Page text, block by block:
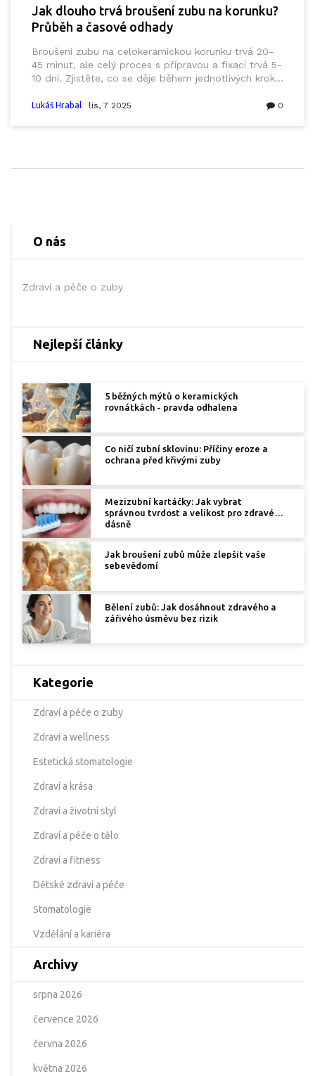
Jak dlouho trvá broušení zubu na korunku?
Průběh a časové odhady
Broušení zubu na celokeramickou korunku trvá 20-
45 minut, ale celý proces s přípravou a fixací trvá 5-
10 dní. Zjistěte, co se děje během jednotlivých kroků
Lukáš Hrabal lis, 7 2025 0
O nás
Zdraví a péče o zuby
Nejlepší články
5 běžných mýtů o keramických
rovnátkách - pravda odhalena
Co ničí zubní sklovinu: Příčiny eroze a
ochrana před křivými zuby
Mezizubní kartáčky: Jak vybrat
správnou tvrdost a velikost pro zdravé
dásně
Jak broušení zubů může zlepšit vaše
sebevědomí
Bělení zubů: Jak dosáhnout zdravého a
zářivého úsměvu bez rizik
Kategorie
Zdraví a péče o zuby
Zdraví a wellness
Estetická stomatologie
Zdraví a krása
Zdraví a životní styl
Zdraví a péče o tělo
Zdraví a fitness
Dětské zdraví a péče
Stomatologie
Vzdělání a kariéra
Archivy
srpna 2026
července 2026
června 2026
května 2026